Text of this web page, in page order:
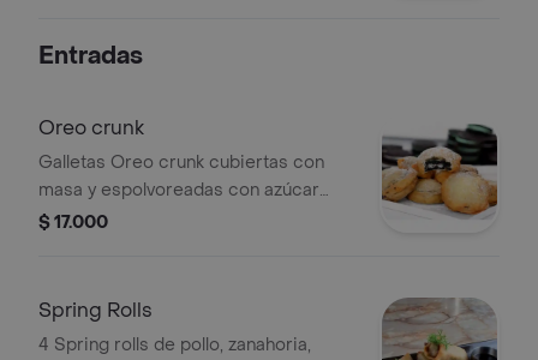
Entradas
Oreo crunk
Galletas Oreo crunk cubiertas con
masa y espolvoreadas con azúcar
glas.
$ 17.000
Spring Rolls
4 Spring rolls de pollo, zanahoria,